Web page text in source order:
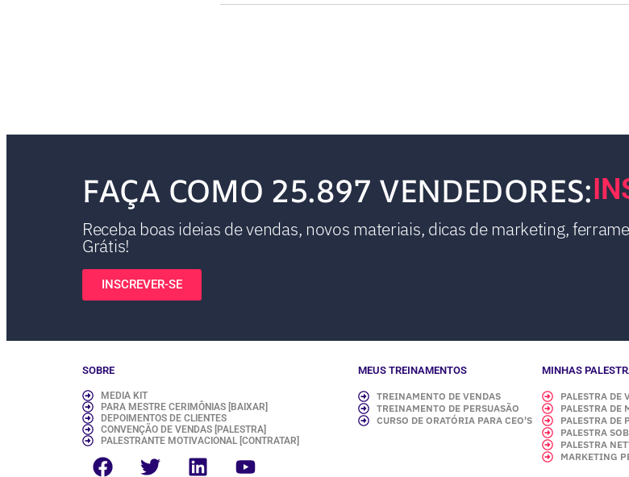
FAÇA COMO 25.897 VENDEDORES:
Receba boas ideias de vendas, novos materiais, dicas de marketing,
Grátis!
INSCREVER-SE
SOBRE
MEDIA KIT
PARA MESTRE CERIMÔNIAS [BAIXAR]
DEPOIMENTOS DE CLIENTES
CONVENÇÃO DE VENDAS [PALESTRA]
PALESTRANTE MOTIVACIONAL [CONTRATAR]
MEUS TREINAMENTOS
TREINAMENTO DE VENDAS
TREINAMENTO DE PERSUASÃO
CURSO DE ORATÓRIA PARA CEO'S
MINHAS
PALESTRA DE
PALESTRA DE
PALESTRA DE
PALESTRA
PALESTRA
MARKETING